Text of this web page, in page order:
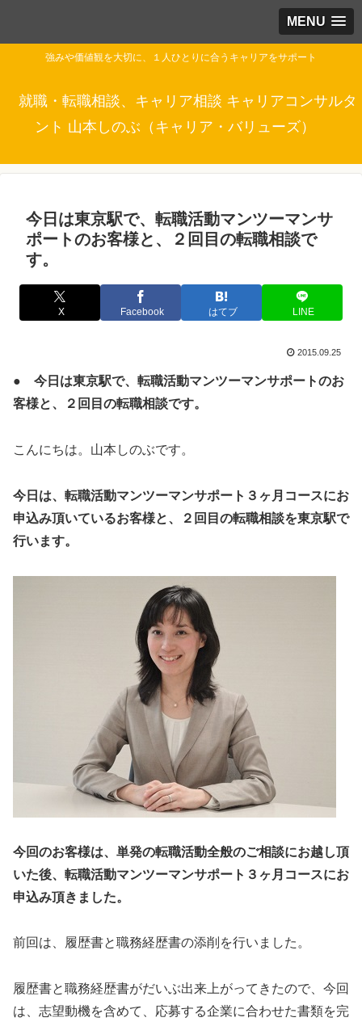
MENU
強みや価値観を大切に、１人ひとりに合うキャリアをサポート
就職・転職相談、キャリア相談 キャリアコンサルタ
ント 山本しのぶ（キャリア・バリューズ）
今日は東京駅で、転職活動マンツーマンサ
ポートのお客様と、２回目の転職相談で
す。
X Facebook はてブ LINE
2015.09.25
● 今日は東京駅で、転職活動マンツーマンサポートのお
客様と、２回目の転職相談です。
こんにちは。山本しのぶです。
今日は、転職活動マンツーマンサポート３ヶ月コースにお
申込み頂いているお客様と、２回目の転職相談を東京駅で
行います。
今回のお客様は、単発の転職活動全般のご相談にお越し頂
いた後、転職活動マンツーマンサポート３ヶ月コースにお
申込み頂きました。
前回は、履歴書と職務経歴書の添削を行いました。
履歴書と職務経歴書がだいぶ出来上がってきたので、今回
は、志望動機を含めて、応募する企業に合わせた書類を完